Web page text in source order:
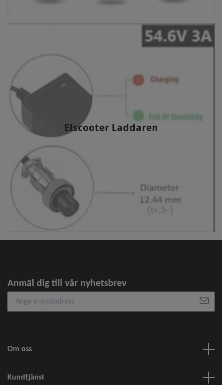
Elscooter Laddaren
Anmäl dig till vår nyhetsbrev
Om oss
Kundtjänst